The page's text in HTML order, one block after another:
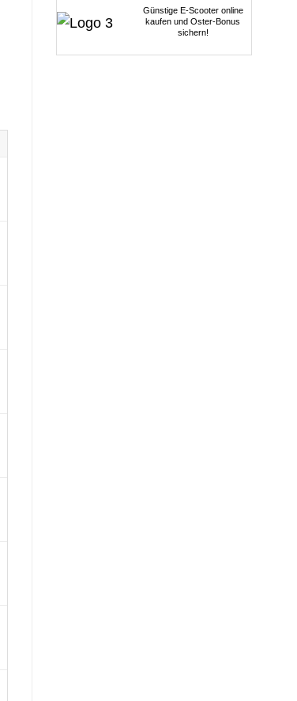
Günstige E-Scooter online
kaufen und Oster-Bonus
sichern!